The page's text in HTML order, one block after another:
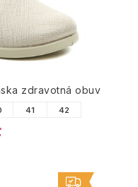
zdravotná obuv
41 42